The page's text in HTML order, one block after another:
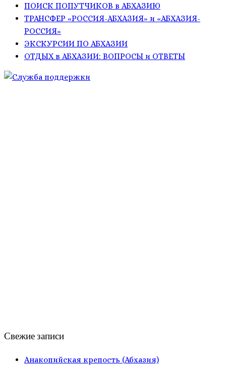
ПОИСК ПОПУТЧИКОВ в АБХАЗИЮ
ТРАНСФЕР «РОССИЯ-АБХАЗИЯ» и «АБХАЗИЯ-
РОССИЯ»
ЭКСКУРСИИ ПО АБХАЗИИ
ОТДЫХ в АБХАЗИИ: ВОПРОСЫ и ОТВЕТЫ
Свежие записи
Анакопийская крепость (Абхазия)